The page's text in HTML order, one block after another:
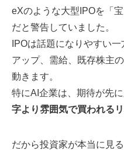
eXのような大型IPOを「
だと警告していました。
IPOは話題になりやすい
アップ、需給、既存株主
動きます。
特にAI企業は、期待が先
字より雰囲気で買われる
だから投資家が本当に見る